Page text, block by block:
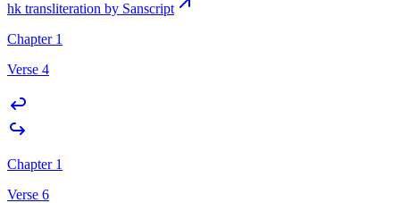
hk transliteration by Sanscript
Chapter 1
Verse 4
Chapter 1
Verse 6